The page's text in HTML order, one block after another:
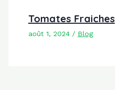
Tomates Fraiches
août 1, 2024 / Blog